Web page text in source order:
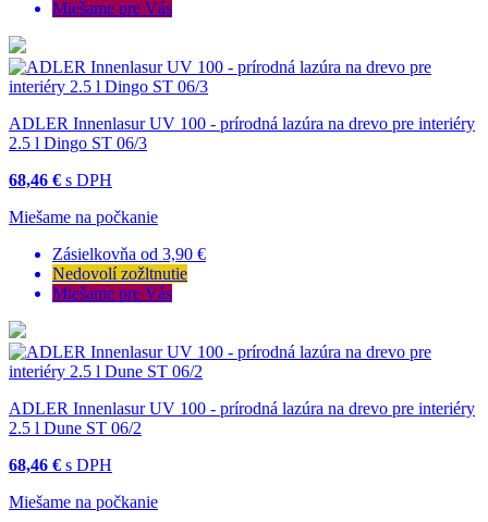
Miešame pre Vás
ADLER Innenlasur UV 100 - prírodná lazúra na drevo pre interiéry
2.5 l Dingo ST 06/3
68,46 € s DPH
Miešame na počkanie
Zásielkovňa od 3,90 €
Nedovolí zožltnutie
Miešame pre Vás
ADLER Innenlasur UV 100 - prírodná lazúra na drevo pre interiéry
2.5 l Dune ST 06/2
68,46 € s DPH
Miešame na počkanie